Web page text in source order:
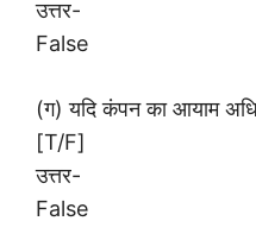
उत्तर-
False
(ग) यदि कंपन का आयाम
[T/F]
उत्तर-
False